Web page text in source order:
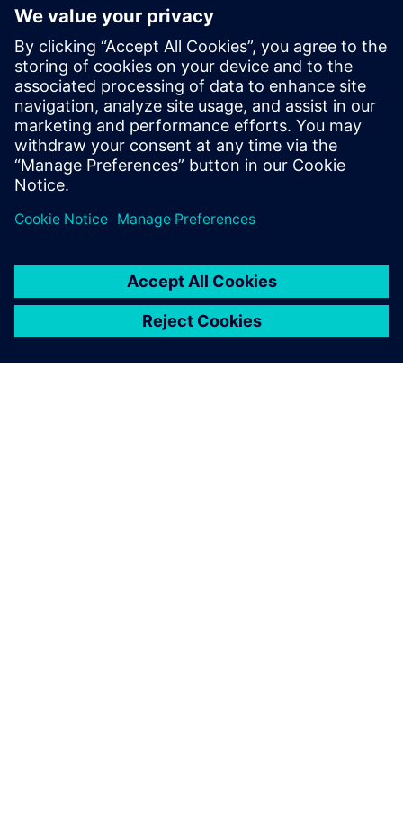
Programski paket Siemens Industrial Edge zagotavlja
izjemno hitrost za proizvajalce, saj odklene uporabne
vpoglede iz podatkov o strojih na njihovih proizvodnih tleh.
Ta storitev s fiksnimi stroški podjetja Prolim ta orodja
uvaja,...
Izvedite več